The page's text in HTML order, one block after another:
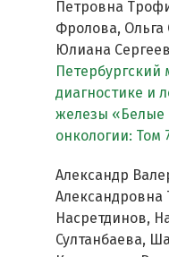
Петровна
Фролова, Ольга
Юлиана
диагностике и
железы «Белые
онкологии: Том
Александр
Александровна
Насретдинов,
Султанбаева,